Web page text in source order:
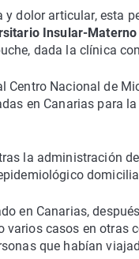
dolor articular, esta
Insular-Materno
dada la clínica
Centro Nacional de
en Canarias para
la administración
en Canarias,
varios casos en otras
que habían